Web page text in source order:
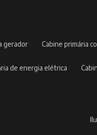
gerador cabine primária
de energia elétrica